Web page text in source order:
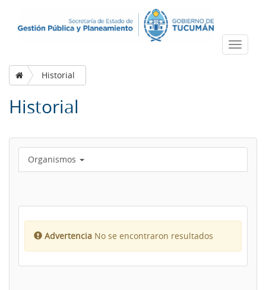
Historial
Historial
Organismos
Advertencia No se encontraron resultados